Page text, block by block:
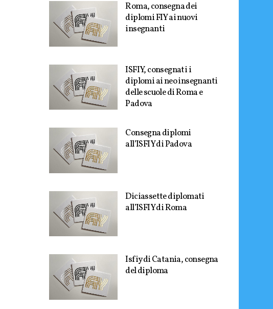
Roma, consegna dei
diplomi FIY ai nuovi
insegnanti
ISFIY, consegnati i
diplomi ai neo insegnanti
delle scuole di Roma e
Padova
Consegna diplomi
all’ISFIY di Padova
Diciassette diplomati
all’ISFIY di Roma
Isfiy di Catania, consegna
del diploma